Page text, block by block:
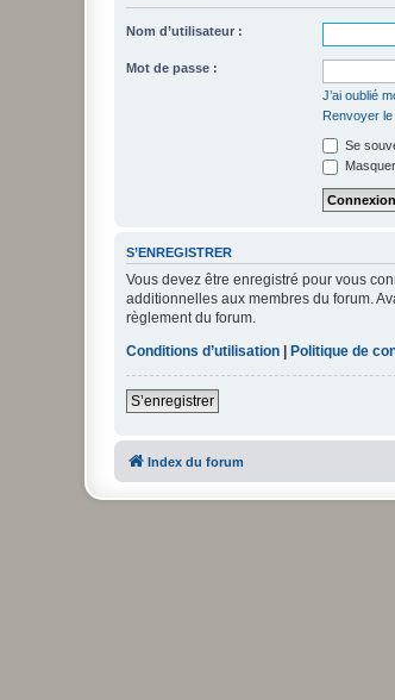
Nom d’utilisateur :
Mot de passe :
J’ai oublié
Renvoyer
Se
S’ENREGISTRER
Vous devez être enregistré pour vous
additionnelles aux membres du forum.
règlement du forum.
Conditions d’utilisation
Politique de
S’enregistrer
Index du forum